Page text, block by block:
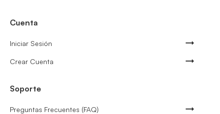
Cuenta
Iniciar Sesión
Crear Cuenta
Soporte
Preguntas Frecuentes (FAQ)